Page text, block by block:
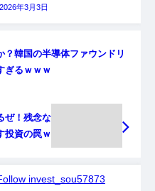
2026年3月3日
？韓国の半導体ファウンドリ
ぎるｗｗｗ
ぜ！残念な
投資の罠ｗ
invest_sou57873